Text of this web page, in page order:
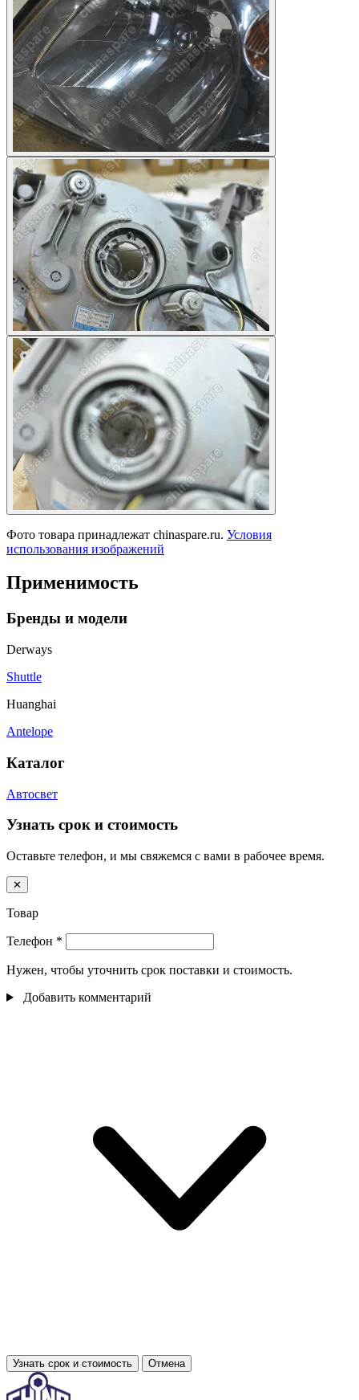
Фото товара принадлежат chinaspare.ru. Условия
использования изображений
Применимость
Бренды и модели
Derways
Shuttle
Huanghai
Antelope
Каталог
Автосвет
Узнать срок и стоимость
Оставьте телефон, и мы свяжемся с вами в рабочее время.
✕
Товар
Телефон *
Нужен, чтобы уточнить срок поставки и стоимость.
Добавить комментарий
Узнать срок и стоимость Отмена